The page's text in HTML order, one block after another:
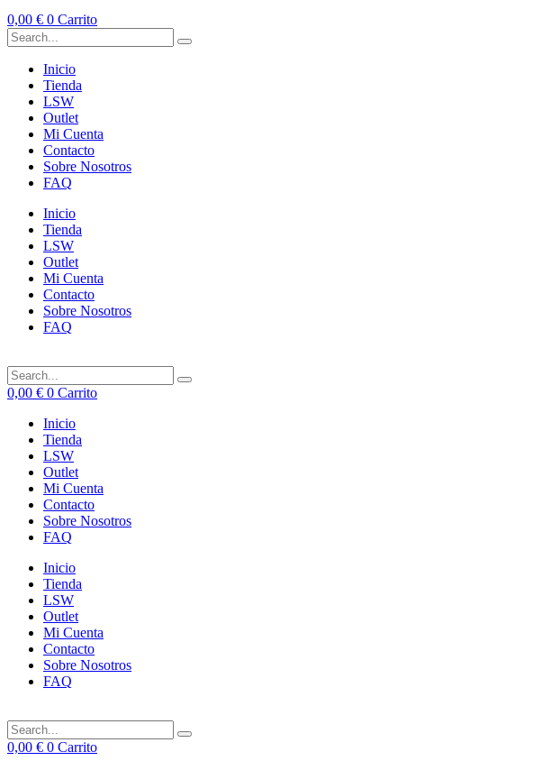
0,00 € 0 Carrito
Inicio
Tienda
LSW
Outlet
Mi Cuenta
Contacto
Sobre Nosotros
FAQ
Inicio
Tienda
LSW
Outlet
Mi Cuenta
Contacto
Sobre Nosotros
FAQ
0,00 € 0 Carrito
Inicio
Tienda
LSW
Outlet
Mi Cuenta
Contacto
Sobre Nosotros
FAQ
Inicio
Tienda
LSW
Outlet
Mi Cuenta
Contacto
Sobre Nosotros
FAQ
0,00 € 0 Carrito